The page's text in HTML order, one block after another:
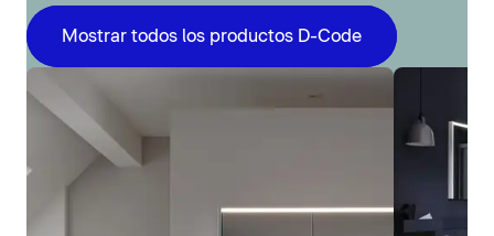
Mostrar todos los productos D-Code